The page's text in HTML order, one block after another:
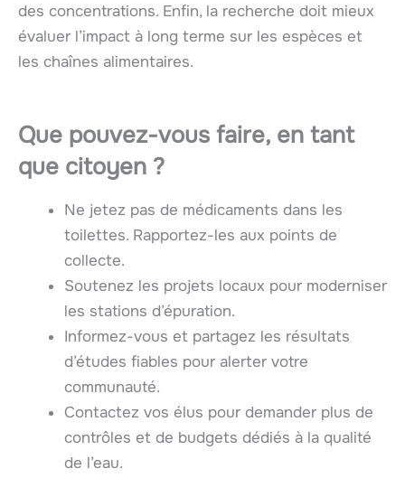
des concentrations. Enfin, la recherche doit mieux
évaluer l’impact à long terme sur les espèces et
les chaînes alimentaires.
Que pouvez-vous faire, en tant
que citoyen ?
Ne jetez pas de médicaments dans les
toilettes. Rapportez-les aux points de
collecte.
Soutenez les projets locaux pour moderniser
les stations d’épuration.
Informez-vous et partagez les résultats
d’études fiables pour alerter votre
communauté.
Contactez vos élus pour demander plus de
contrôles et de budgets dédiés à la qualité
de l’eau.